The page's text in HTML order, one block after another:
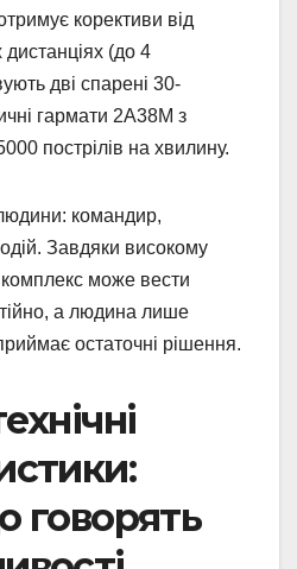
корективи від
(до 4
дві спарені 30-
гармати 2А38М з
пострілів на хвилину.
командир,
Завдяки високому
комплекс може вести
а людина лише
остаточні рішення.
говорять